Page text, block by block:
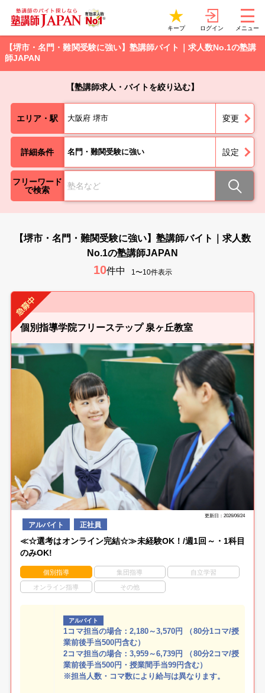
キープ ログイン メニュー
【堺市・名門・難関受験に強い】塾講師バイト｜求人数No.1の塾講
師JAPAN
【塾講師求人・バイトを絞り込む】
エリア・駅 大阪府 堺市 変更
詳細条件 名門・難関受験に強い 設定
フリーワード
で検索
【堺市・名門・難関受験に強い】塾講師バイト｜求人数
No.1の塾講師JAPAN
10件中 1〜10件表示
個別指導学院フリーステップ 泉ヶ丘教室
更新日：2026/06/24
アルバイト 正社員
≪☆選考はオンライン完結☆≫未経験OK！/週1回～・1科目
のみOK!
個別指導 集団指導 自立学習
オンライン指導 その他
アルバイト
1コマ担当の場合：2,180～3,570円 （80分1コマ/授
業前後手当500円含む）
2コマ担当の場合：3,959～6,739円 （80分2コマ/授
業前後手当500円・授業間手当99円含む）
※担当人数・コマ数により給与は異なります。